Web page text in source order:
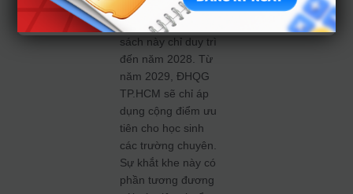
huynh và học sinh
cần lưu ý: chính
sách này chỉ duy trì
đến năm 2028. Từ
năm 2029, ĐHQG
TP.HCM sẽ chỉ áp
dụng cộng điểm ưu
tiên cho học sinh
các trường chuyên.
Sự khắt khe này có
phần tương đương